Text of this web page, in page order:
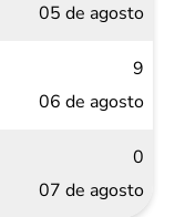
05 de agosto
9
06 de agosto
0
07 de agosto